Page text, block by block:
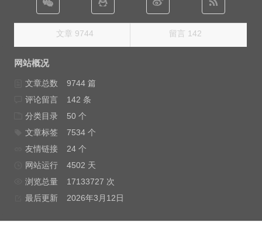
文章 9744 留言 142
网站概况
文章总数
9744 篇
评论留言
142 条
分类目录
50 个
文章标签
7534 个
友情链接
24 个
网站运行
4502 天
浏览总量
17133727 次
最后更新
2026年3月12日